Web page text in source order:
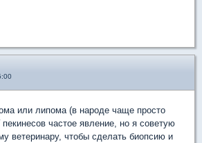
или липома (в народе чаще просто
частое явление, но я советую
ветеринару, чтобы сделать биопсию и